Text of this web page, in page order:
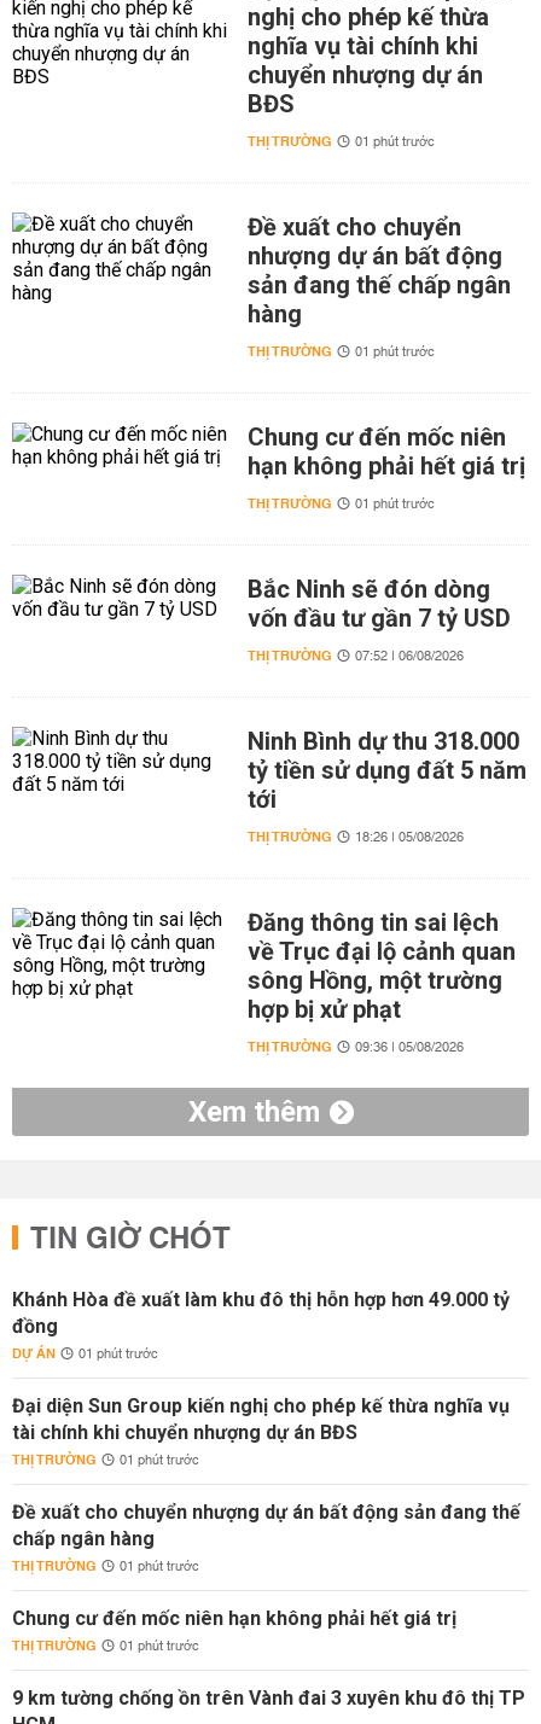
nghị cho phép kế thừa
nghĩa vụ tài chính khi
chuyển nhượng dự án
BĐS
THỊ TRƯỜNG 01 phút trước
Đề xuất cho chuyển
nhượng dự án bất động
sản đang thế chấp ngân
hàng
THỊ TRƯỜNG 01 phút trước
Chung cư đến mốc niên
hạn không phải hết giá trị
THỊ TRƯỜNG 01 phút trước
Bắc Ninh sẽ đón dòng
vốn đầu tư gần 7 tỷ USD
THỊ TRƯỜNG 07:52 | 06/08/2026
Ninh Bình dự thu 318.000
tỷ tiền sử dụng đất 5 năm
tới
THỊ TRƯỜNG 18:26 | 05/08/2026
Đăng thông tin sai lệch
về Trục đại lộ cảnh quan
sông Hồng, một trường
hợp bị xử phạt
THỊ TRƯỜNG 09:36 | 05/08/2026
Xem thêm
TIN GIỜ CHÓT
Khánh Hòa đề xuất làm khu đô thị hỗn hợp hơn 49.000 tỷ
đồng
DỰ ÁN 01 phút trước
Đại diện Sun Group kiến nghị cho phép kế thừa nghĩa vụ
tài chính khi chuyển nhượng dự án BĐS
THỊ TRƯỜNG 01 phút trước
Đề xuất cho chuyển nhượng dự án bất động sản đang thế
chấp ngân hàng
THỊ TRƯỜNG 01 phút trước
Chung cư đến mốc niên hạn không phải hết giá trị
THỊ TRƯỜNG 01 phút trước
9 km tường chống ồn trên Vành đai 3 xuyên khu đô thị TP